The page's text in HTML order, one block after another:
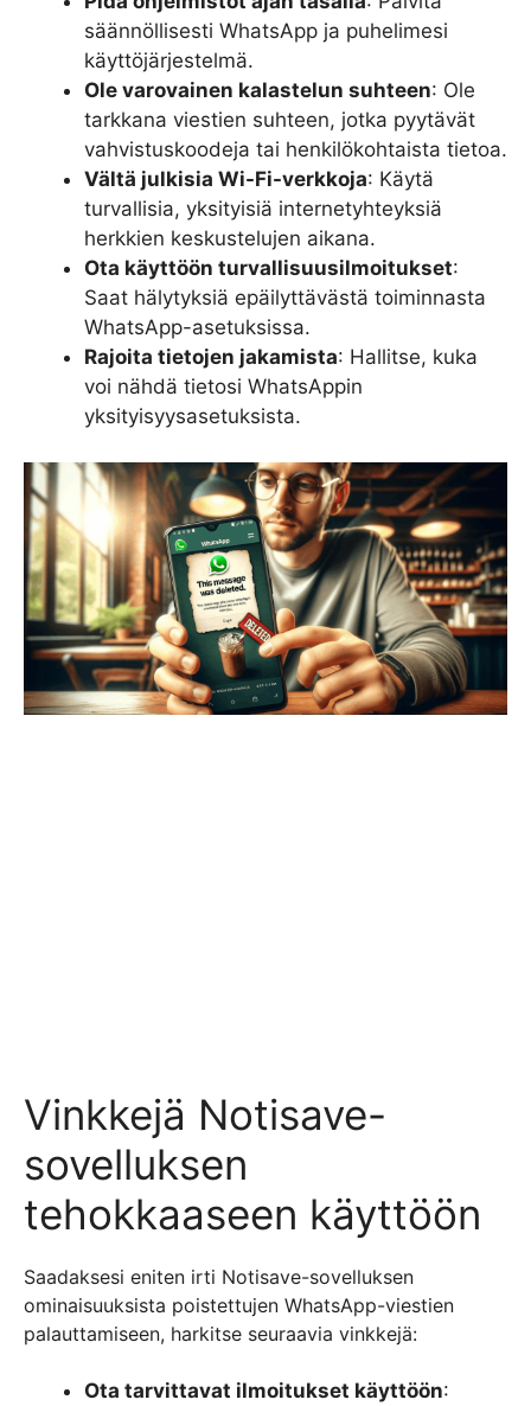
säännöllisesti WhatsApp ja puhelimesi
käyttöjärjestelmä.
Ole varovainen kalastelun suhteen: Ole
tarkkana viestien suhteen, jotka pyytävät
vahvistuskoodeja tai henkilökohtaista tietoa.
Vältä julkisia Wi-Fi-verkkoja: Käytä
turvallisia, yksityisiä internetyhteyksiä
herkkien keskustelujen aikana.
Ota käyttöön turvallisuusilmoitukset:
Saat hälytyksiä epäilyttävästä toiminnasta
WhatsApp-asetuksissa.
Rajoita tietojen jakamista: Hallitse, kuka
voi nähdä tietosi WhatsAppin
yksityisyysasetuksista.
Vinkkejä Notisave-
sovelluksen
tehokkaaseen käyttöön
Saadaksesi eniten irti Notisave-sovelluksen
ominaisuuksista poistettujen WhatsApp-viestien
palauttamiseen, harkitse seuraavia vinkkejä:
Ota tarvittavat ilmoitukset käyttöön: